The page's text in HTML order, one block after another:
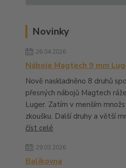
Novinky
26.04.2026
Náboje Magtech 9 mm
Nově naskladněno 8 druhů
přesných nábojů Magtech
Luger. Zatím v menším
zkoušku. Další druhy a větší
číst celé
29.03.2026
Balíkovna